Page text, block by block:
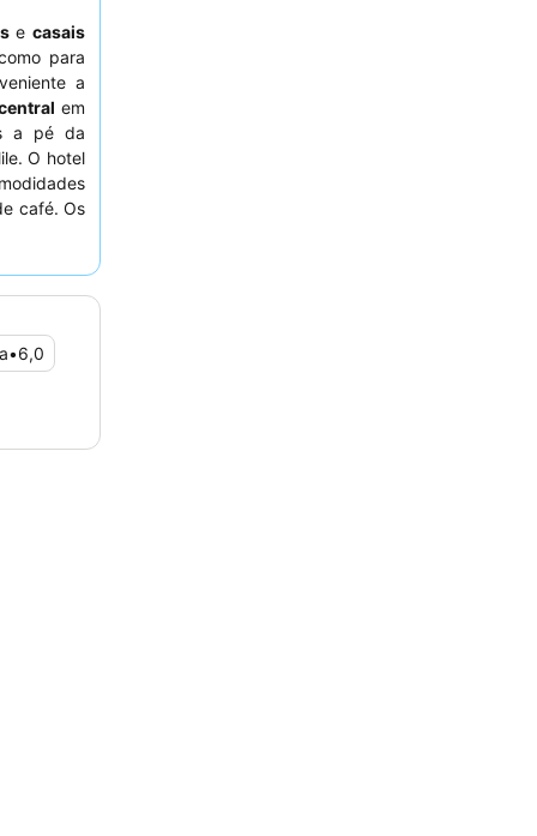
ecasais
para
a
em
a pé da
O hotel
café. Os
•6,0